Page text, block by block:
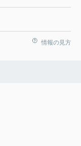
情報の見方